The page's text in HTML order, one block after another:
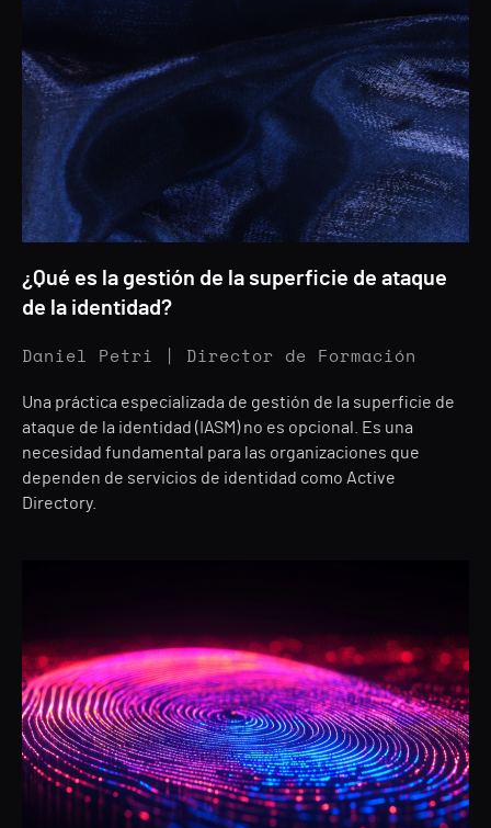
¿Qué es la gestión de la superficie de ataque
de la identidad?
Daniel Petri | Director de Formación
Una práctica especializada de gestión de la superficie de
ataque de la identidad (IASM) no es opcional. Es una
necesidad fundamental para las organizaciones que
dependen de servicios de identidad como Active
Directory.